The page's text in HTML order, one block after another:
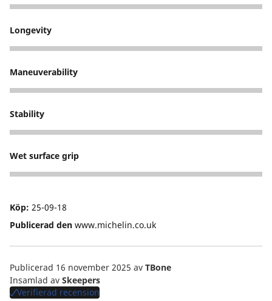
5
Longevity
4
Maneuverability
5
Stability
5
Wet surface grip
3
Köp: 25-09-18
Publicerad den www.michelin.co.uk
Publicerad 16 november 2025 av TBone
Insamlad av Skeepers
Verifierad recension